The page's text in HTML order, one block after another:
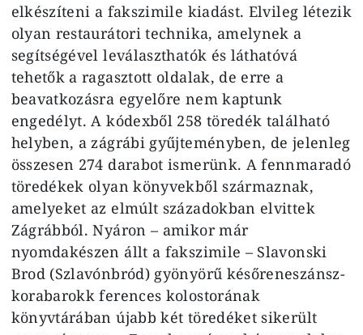
elkészíteni a fakszimile kiadást. Elvileg létezik
olyan restaurátori technika, amelynek a
segítségével leválaszthatók és láthatóvá
tehetők a ragasztott oldalak, de erre a
beavatkozásra egyelőre nem kaptunk
engedélyt. A kódexből 258 töredék található
helyben, a zágrábi gyűjteményben, de jelenleg
összesen 274 darabot ismerünk. A fennmaradó
töredékek olyan könyvekből származnak,
amelyeket az elmúlt századokban elvittek
Zágrábból. Nyáron – amikor már
nyomdakészen állt a fakszimile – Slavonski
Brod (Szlavónbród) gyönyörű későreneszánsz-
korabarokk ferences kolostorának
könyvtárában újabb két töredéket sikerült